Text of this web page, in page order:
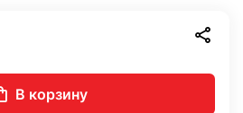
В корзину